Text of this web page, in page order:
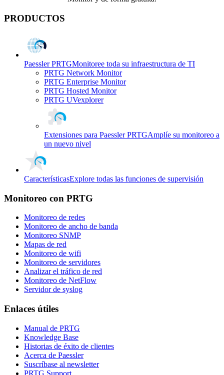
PRODUCTOS
Paessler PRTGMonitoree toda su infraestructura de TI
PRTG Network Monitor
PRTG Enterprise Monitor
PRTG Hosted Monitor
PRTG UVexplorer
Extensiones para Paessler PRTGAmplíe su monitoreo a
un nuevo nivel
CaracterísticasExplore todas las funciones de supervisión
Monitoreo con PRTG
Monitoreo de redes
Monitoreo de ancho de banda
Monitoreo SNMP
Mapas de red
Monitoreo de wifi
Monitoreo de servidores
Analizar el tráfico de red
Monitoreo de NetFlow
Servidor de syslog
Enlaces útiles
Manual de PRTG
Knowledge Base
Historias de éxito de clientes
Acerca de Paessler
Suscríbase al newsletter
PRTG Support